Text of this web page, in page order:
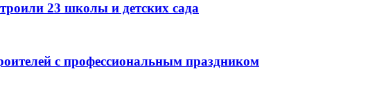
23 школы и детских сада
с профессиональным праздником